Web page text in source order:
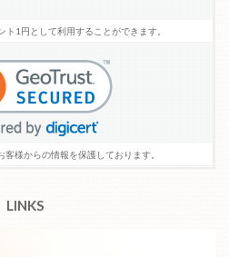
1円として利用することができます。
様からの情報を保護しております。
LINKS